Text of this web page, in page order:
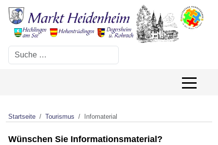
Suchen
Off-
Startseite Tourismus Infomaterial
Wünschen Sie Informationsmaterial?